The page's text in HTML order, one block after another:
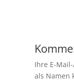
Ihre E-
als Namen